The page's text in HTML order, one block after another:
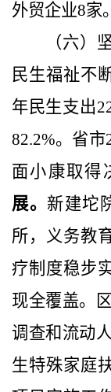
外贸企业8家。
（六）
民生福祉不
年民生支出
82.2%。省市
面小康取得
展。 新建坨
所，义务教
疗制度稳步
现全覆盖。
调查和流动
生特殊家庭